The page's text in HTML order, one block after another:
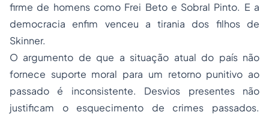
firme de homens como Frei Beto e Sobral Pinto. E a
democracia enfim venceu a tirania dos filhos de
Skinner.
O argumento de que a situação atual do país não
fornece suporte moral para um retorno punitivo ao
passado é inconsistente. Desvios presentes não
justificam o esquecimento de crimes passados.